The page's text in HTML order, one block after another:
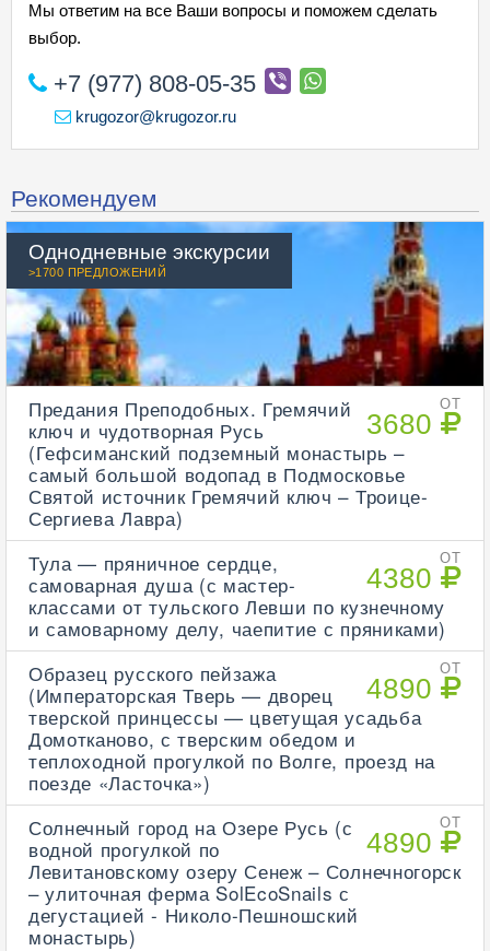
Мы ответим на все Ваши вопросы и поможем сделать
выбор.
+7 (977) 808-05-35
krugozor@krugozor.ru
Рекомендуем
Однодневные экскурсии
>1700 ПРЕДЛОЖЕНИЙ
ОТ
3680
Предания Преподобных. Гремячий
ключ и чудотворная Русь
(Гефсиманский подземный монастырь –
самый большой водопад в Подмосковье
Святой источник Гремячий ключ – Троице-
Сергиева Лавра)
ОТ
4380
Тула — пряничное сердце,
самоварная душа (с мастер-
классами от тульского Левши по кузнечному
и самоварному делу, чаепитие с пряниками)
ОТ
4890
Образец русского пейзажа
(Императорская Тверь — дворец
тверской принцессы — цветущая усадьба
Домотканово, с тверским обедом и
теплоходной прогулкой по Волге, проезд на
поезде «Ласточка»)
ОТ
4890
Солнечный город на Озере Русь (с
водной прогулкой по
Левитановскому озеру Сенеж – Солнечногорск
– улиточная ферма SolEcoSnails с
дегустацией - Николо-Пешношский
монастырь)